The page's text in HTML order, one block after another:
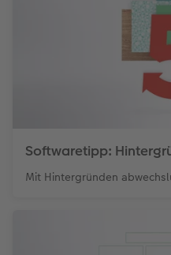
Softwaretipp:
Mit Hintergründen